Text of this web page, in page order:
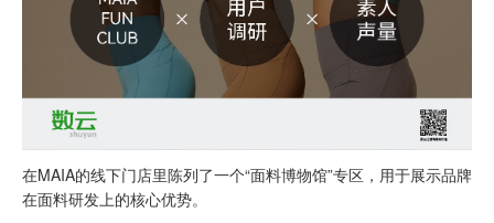
在MAIA的线下门店里陈列了一个“面料博物馆”专区，用于展示品牌
在面料研发上的核心优势。